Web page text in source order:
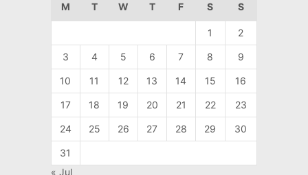
M T W T F S S
1 2
3 4 5 6 7 8 9
10 11 12 13 14 15 16
17 18 19 20 21 22 23
24 25 26 27 28 29 30
31
« Jul